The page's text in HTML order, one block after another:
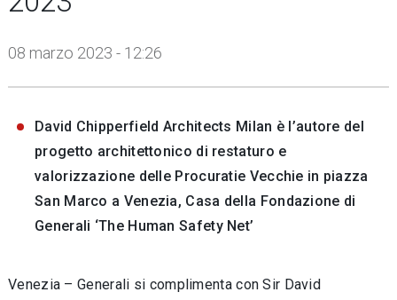
08 marzo 2023 - 12:26
David Chipperfield Architects Milan è l’autore del
progetto architettonico di restaturo e
valorizzazione delle Procuratie Vecchie in piazza
San Marco a Venezia, Casa della Fondazione di
Generali ‘The Human Safety Net’
Venezia – Generali si complimenta con Sir David